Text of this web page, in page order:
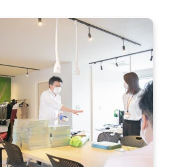
行物
ご案内
ップ